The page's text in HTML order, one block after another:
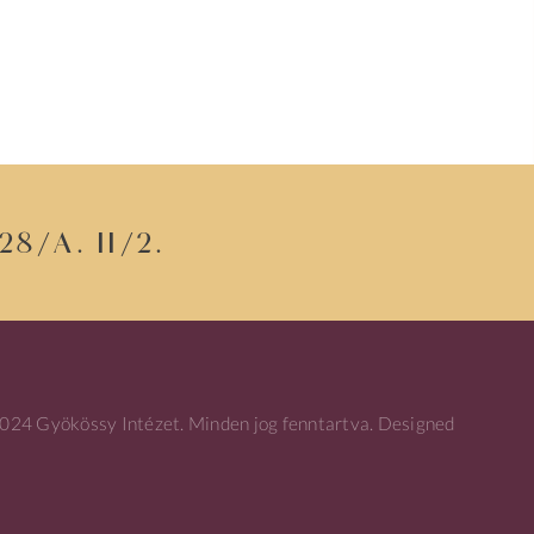
a. II/2.
Gyökössy Intézet. Minden jog fenntartva. Designed